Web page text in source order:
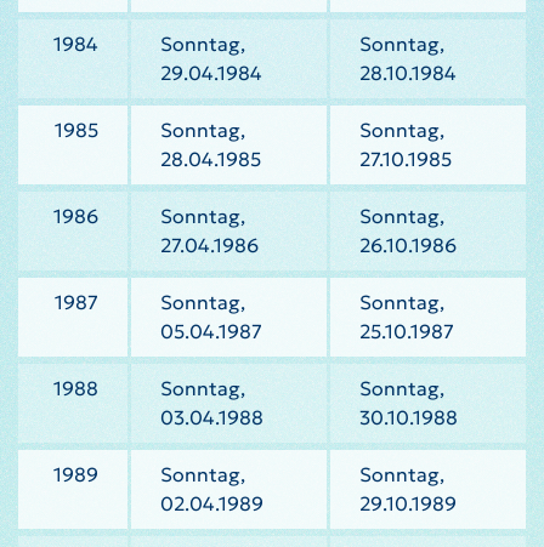
1984
Sonntag,
29.04.1984
Sonntag,
28.10.1984
1985
Sonntag,
28.04.1985
Sonntag,
27.10.1985
1986
Sonntag,
27.04.1986
Sonntag,
26.10.1986
1987
Sonntag,
05.04.1987
Sonntag,
25.10.1987
1988
Sonntag,
03.04.1988
Sonntag,
30.10.1988
1989
Sonntag,
02.04.1989
Sonntag,
29.10.1989